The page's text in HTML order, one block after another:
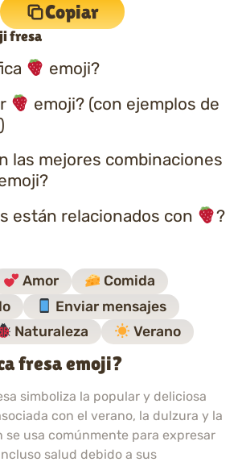
Copiar
fresa
emoji?
emoji? (con ejemplos de
las mejores combinaciones
están relacionados con
?
Amor
Comida
Enviar mensajes
Naturaleza Verano
fresa emoji?
simboliza la popular y deliciosa
con el verano, la dulzura y la
se usa comúnmente para expresar
salud debido a sus